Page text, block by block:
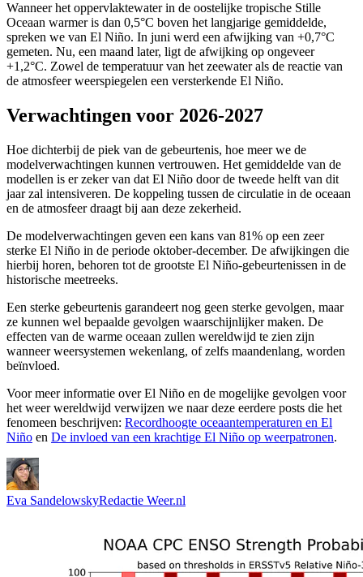
Wanneer het oppervlaktewater in de oostelijke tropische Stille
Oceaan warmer is dan 0,5°C boven het langjarige gemiddelde,
spreken we van El Niño. In juni werd een afwijking van +0,7°C
gemeten. Nu, een maand later, ligt de afwijking op ongeveer
+1,2°C. Zowel de temperatuur van het zeewater als de reactie van
de atmosfeer weerspiegelen een versterkende El Niño.
Verwachtingen voor 2026-2027
Hoe dichterbij de piek van de gebeurtenis, hoe meer we de
modelverwachtingen kunnen vertrouwen. Het gemiddelde van de
modellen is er zeker van dat El Niño door de tweede helft van dit
jaar zal intensiveren. De koppeling tussen de circulatie in de oceaan
en de atmosfeer draagt bij aan deze zekerheid.
De modelverwachtingen geven een kans van 81% op een zeer
sterke El Niño in de periode oktober-december. De afwijkingen die
hierbij horen, behoren tot de grootste El Niño-gebeurtenissen in de
historische meetreeks.
Een sterke gebeurtenis garandeert nog geen sterke gevolgen, maar
ze kunnen wel bepaalde gevolgen waarschijnlijker maken. De
effecten van de warme oceaan zullen wereldwijd te zien zijn
wanneer weersystemen wekenlang, of zelfs maandenlang, worden
beïnvloed.
Voor meer informatie over El Niño en de mogelijke gevolgen voor
het weer wereldwijd verwijzen we naar deze eerdere posts die het
fenomeen beschrijven: Recordhoogte oceaantemperaturen en El
Niño en De invloed van een krachtige El Niño op weerpatronen.
Eva SandelowskyRedactie Weer.nl